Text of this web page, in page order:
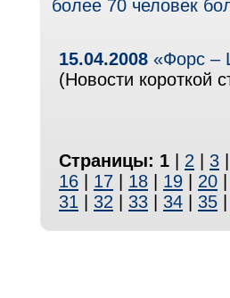
более 70 человек
15.04.2008 «Форс –
(Новости короткой
Страницы: 1 2 3
16
17 18 19 20
31
32 33 34 35